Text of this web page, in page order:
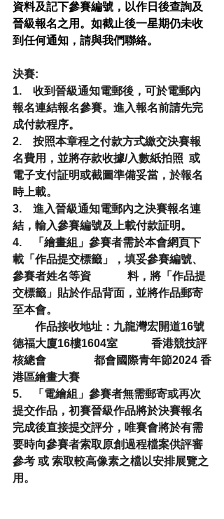
資料及記下參賽編號，以作日後查詢及
晉級報名之用。如截止後一星期仍未收
到任何通知，請與我們聯絡。
決賽:
1.    收到晉級通知電郵後，可於電郵內
報名連結報名參賽。進入報名前請先完
成付款程序。
2.    按照本章程之付款方式繳交決賽報
名費用，並將存款收據/入數紙拍照  或
電子支付証明或截圖準備妥當，於報名
時上載。
3.    進入晉級通知電郵內之決賽報名連
結，輸入參賽編號及上載付款証明。
4.    「繪畫組」參賽者需於本會網頁下
載「作品提交標籤」，填妥參賽編號、
參賽者姓名等資             料，將「作品提
交標籤」貼於作品背面，並將作品郵寄
至本會。
作品接收地址：九龍灣宏開道16號
德福大廈16樓1604室            香港競技評
核總會                 都會國際青年節2024 香
港區繪畫大賽
5.    「電繪組」參賽者無需郵寄或再次
提交作品，初賽晉級作品將於決賽報名
完成後直接提交評分，唯賽會將於有需
要時向參賽者索取原創過程檔案供評審
參考 或 索取較高像素之檔以安排展覽之
用。